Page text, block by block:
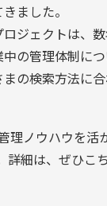
ました。
ジェクトは、
の管理体制に
の検索方法に
理ノウハウを
詳細は、ぜひこ